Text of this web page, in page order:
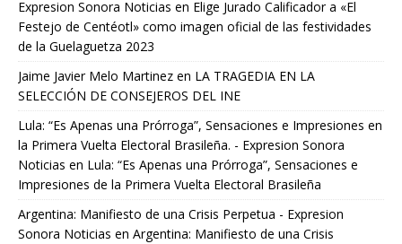
Expresion Sonora Noticias en Elige Jurado Calificador a «El
Festejo de Centéotl» como imagen oficial de las festividades
de la Guelaguetza 2023
Jaime Javier Melo Martinez en LA TRAGEDIA EN LA
SELECCIÓN DE CONSEJEROS DEL INE
Lula: “Es Apenas una Prórroga”, Sensaciones e Impresiones en
la Primera Vuelta Electoral Brasileña. - Expresion Sonora
Noticias en Lula: “Es Apenas una Prórroga”, Sensaciones e
Impresiones de la Primera Vuelta Electoral Brasileña
Argentina: Manifiesto de una Crisis Perpetua - Expresion
Sonora Noticias en Argentina: Manifiesto de una Crisis